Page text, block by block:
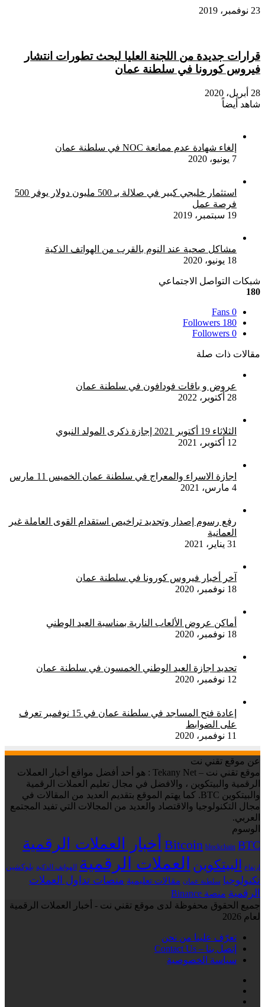
23 نوفمبر، 2019
قرارات جديدة من اللجنة العليا لبحث تطورات انتشار
فيروس كورونا في سلطنة عمان
28 أبريل، 2020
شاهد أيضاً
إلغاء شهادة عدم ممانعة NOC في سلطنة عمان
7 يونيو، 2020
استثمار خليجي كبير في صلالة بـ 500 مليون دولار يوفر 500
فرصة عمل
19 سبتمبر، 2019
مشاكل صحية عند النوم بالقرب من الهواتف الذكية
18 يونيو، 2020
شبكات التواصل الاجتماعي
180
0
Fans
180
Followers
0
Followers
مقالات ذات صلة
عروض و باقات فودافون في سلطنة عمان
28 أكتوبر، 2022
الثلاثاء 19 أكتوبر 2021 إجازة ذكرى المولد النبوي
12 أكتوبر، 2021
اجازة الاسراء والمعراج في سلطنة عمان الخميس 11 مارس
4 مارس، 2021
رفع رسوم إصدار وتجديد تراخيص استقدام القوى العاملة غير
العمانية
31 يناير، 2021
آخر أخبار فيروس كورونا في سلطنة عمان
18 نوفمبر، 2020
أماكن عروض الألعاب النارية بمناسبة العيد الوطني
18 نوفمبر، 2020
تحديد اجازة العيد الوطني الخمسون في سلطنة عمان
12 نوفمبر، 2020
إعادة فتح المساجد في سلطنة عمان في 15 نوفمبر تعرف
على الضوابط
11 نوفمبر، 2020
عن موقع تقني نت
موقع تقني نت – Tekany Net : هو أحد أفضل مواقع أخبار العملات
الرقمية والبيتكوين ، والافضل في مجال تعليم العملات الرقمية
والبيتكوين BTC. كما يهتم الموقع بتقديم العديد من المقالات في
مجال التكنولوجيا والاقتصاد والعديد من المجالات التي تفيد المجتمع
العربي.
الوسوم
Bitcoin blockchain BTC أخبار العملات الرقمية
ارتفاع البيتكوين العملات الرقمية الهواتف الذكية بلوكشين
تكنولوجيا سلطنة عمان مقالات تعليمية منصات تداول العملات
الرقمية منصة Binance
جميع الحقوق محفوظة لدى موقع تقني نت - أخبار العملات الرقمية
لعام 2026
تعرّف علينا من نحن
إتصل بنا – Contact Us
سياسة الخصوصية